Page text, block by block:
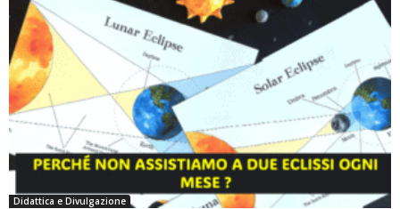
Didattica e Divulgazione